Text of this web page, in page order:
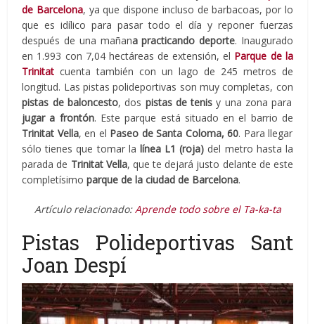
de Barcelona, ya que dispone incluso de barbacoas, por lo
que es idílico para pasar todo el día y reponer fuerzas
después de una mañana practicando deporte. Inaugurado
en 1.993 con 7,04 hectáreas de extensión, el Parque de la
Trinitat cuenta también con un lago de 245 metros de
longitud. Las pistas polideportivas son muy completas, con
pistas de baloncesto, dos pistas de tenis y una zona para
jugar a frontón. Este parque está situado en el barrio de
Trinitat Vella, en el Paseo de Santa Coloma, 60. Para llegar
sólo tienes que tomar la línea L1 (roja) del metro hasta la
parada de Trinitat Vella, que te dejará justo delante de este
completísimoparque de la ciudad de Barcelona.
Artículo relacionado:Aprende todo sobre el Ta-ka-ta
Pistas Polideportivas Sant
Joan Despí